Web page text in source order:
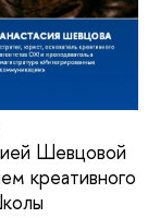
Шевцовой
креативного